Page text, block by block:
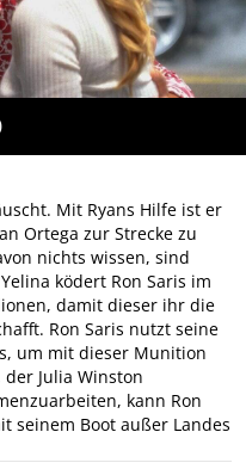
Mit Ryans Hilfe ist er
Ortega zur Strecke zu
nichts wissen, sind
ködert Ron Saris im
damit dieser ihr die
Ron Saris nutzt seine
um mit dieser Munition
Julia Winston
kann Ron
seinem Boot außer Landes